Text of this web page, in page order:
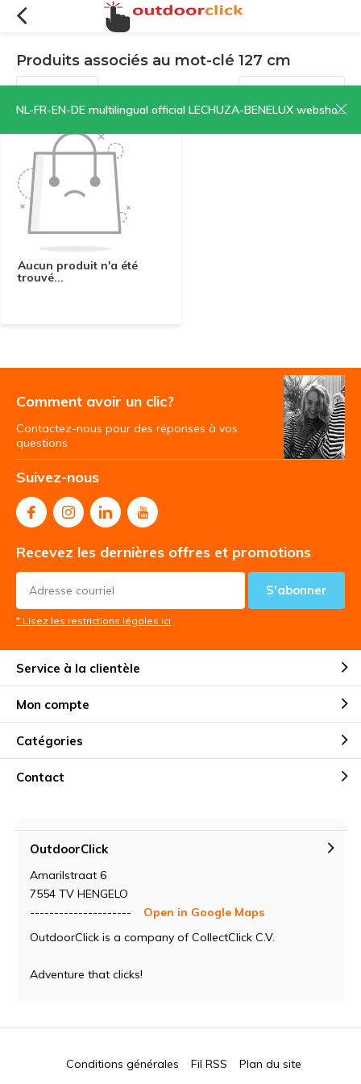
NL-FR-EN-DE multilingual official LECHUZA-BENELUX webshop | CLICK HERE NOW!
Produits associés au mot-clé 127 cm
Filtres Trier par:
Aucun produit n'a été
trouvé...
Comment avoir un clic?
Contactez-nous pour des réponses à vos
questions
Suivez-nous
Recevez les dernières offres et promotions
S'abonner
* Lisez les restrictions légales ici
Service à la clientèle
Mon compte
Catégories
Contact
OutdoorClick
Amarilstraat 6
7554 TV HENGELO
---------------------
Open in Google Maps
OutdoorClick is a company of CollectClick C.V.
Adventure that clicks!
Conditions générales Fil RSS Plan du site